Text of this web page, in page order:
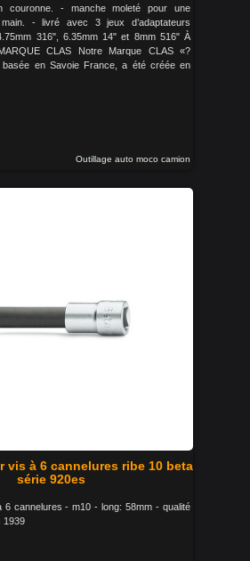
couronne. - manche moleté pour une
- livré avec 3 jeux d’adaptateurs
316", 6.35mm 14" et 8mm 516" À
CLAS Notre Marque CLAS «?
basée en Savoie France, a été créée en
Outillage auto moco camion
vis à 6 cannelures ribe 10 beta
série 920es
6 cannelures - m10 - long: 58mm - qualité
1939